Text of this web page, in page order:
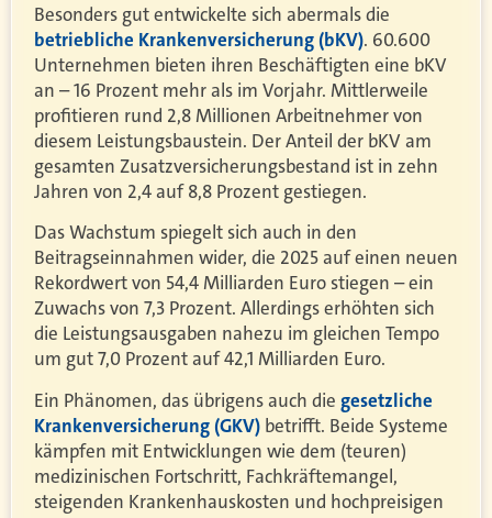
Besonders gut entwickelte sich abermals die
betriebliche Krankenversicherung (bKV). 60.600
Unternehmen bieten ihren Beschäftigten eine bKV
an – 16 Prozent mehr als im Vorjahr. Mittlerweile
profitieren rund 2,8 Millionen Arbeitnehmer von
diesem Leistungsbaustein. Der Anteil der bKV am
gesamten Zusatzversicherungsbestand ist in zehn
Jahren von 2,4 auf 8,8 Prozent gestiegen.
Das Wachstum spiegelt sich auch in den
Beitragseinnahmen wider, die 2025 auf einen neuen
Rekordwert von 54,4 Milliarden Euro stiegen – ein
Zuwachs von 7,3 Prozent. Allerdings erhöhten sich
die Leistungsausgaben nahezu im gleichen Tempo
um gut 7,0 Prozent auf 42,1 Milliarden Euro.
Ein Phänomen, das übrigens auch die gesetzliche
Krankenversicherung (GKV) betrifft. Beide Systeme
kämpfen mit Entwicklungen wie dem (teuren)
medizinischen Fortschritt, Fachkräftemangel,
steigenden Krankenhauskosten und hochpreisigen